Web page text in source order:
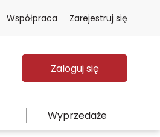
Współpraca Zarejestruj się
Zaloguj się
Wyprzedaże